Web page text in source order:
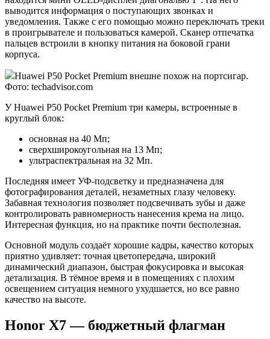
выводится информация о поступающих звонках и
уведомления. Также с его помощью можно переключать треки
в проигрывателе и пользоваться камерой. Сканер отпечатка
пальцев встроили в кнопку питания на боковой грани
корпуса.
Huawei P50 Pocket Premium внешне похож на портсигар.
Фото: techadvisor.com
У Huawei P50 Pocket Premium три камеры, встроенные в
круглый блок:
основная на 40 Мп;
сверхширокоугольная на 13 Мп;
ультраспектральная на 32 Мп.
Последняя имеет УФ-подсветку и предназначена для
фотографирования деталей, незаметных глазу человеку.
Забавная технология позволяет подсвечивать зубы и даже
контролировать равномерность нанесения крема на лицо.
Интересная функция, но на практике почти бесполезная.
Основной модуль создаёт хорошие кадры, качество которых
приятно удивляет: точная цветопередача, широкий
динамический диапазон, быстрая фокусировка и высокая
детализация. В тёмное время и в помещениях с плохим
освещением ситуация немного ухудшается, но все равно
качество на высоте.
Honor X7 — бюджетный флагман